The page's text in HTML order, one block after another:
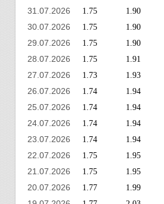
31.07.2026 1.75 1.90
30.07.2026 1.75 1.90
29.07.2026 1.75 1.90
28.07.2026 1.75 1.91
27.07.2026 1.73 1.93
26.07.2026 1.74 1.94
25.07.2026 1.74 1.94
24.07.2026 1.74 1.94
23.07.2026 1.74 1.94
22.07.2026 1.75 1.95
21.07.2026 1.75 1.95
20.07.2026 1.77 1.99